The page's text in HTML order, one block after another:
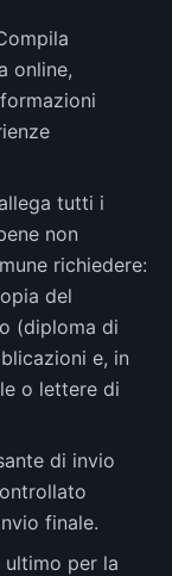
online,
tutti i
non
richiedere:
del
(diploma di
e, in
o lettere di
di invio
finale.
ultimo per la